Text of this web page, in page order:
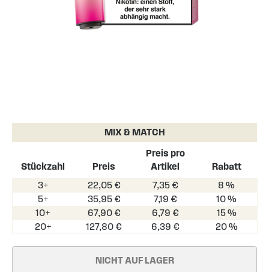
the
the
gallery
MIX & MATCH
Stückzahl Preis
Preis pro
Artikel
Rabatt
3+
22,05 € 7,35 €
8 %
5+
35,95 € 7,19 €
10 %
10+
67,90 € 6,79 €
15 %
20+
127,80 € 6,39 € 20 %
NICHT AUF LAGER